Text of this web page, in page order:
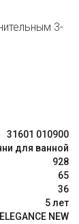
3-
31601 010900
для ванной
928
65
36
5 лет
ELEGANCE NEW